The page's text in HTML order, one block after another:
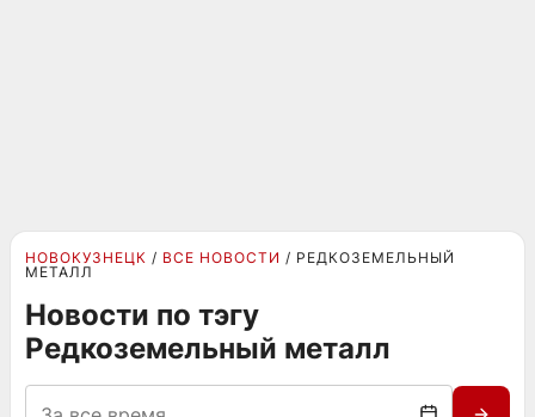
НОВОКУЗНЕЦК ВСЕ НОВОСТИ
РЕДКОЗЕМЕЛЬНЫЙ
МЕТАЛЛ
Новости по тэгу
Редкоземельный металл